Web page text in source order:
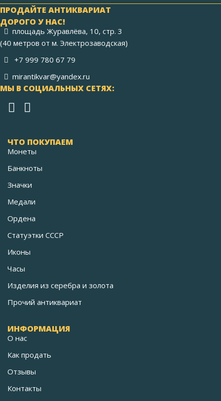
ПРОДАЙТЕ АНТИКВАРИАТ
ДОРОГО У НАС!
площадь Журавлёва, 10, стр. 3
(40 метров от м. Электрозаводская)
+7 999 780 67 79
mirantikvar@yandex.ru
МЫ В СОЦИАЛЬНЫХ СЕТЯХ:
ЧТО ПОКУПАЕМ
Монеты
Банкноты
Значки
Медали
Ордена
Статуэтки СССР
Иконы
Часы
Изделия из серебра и золота
Прочий антиквариат
ИНФОРМАЦИЯ
О нас
Как продать
Отзывы
Контакты